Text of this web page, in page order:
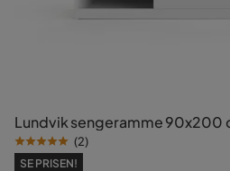
Lundvik sengeramme 90x200
(2)
SE PRISEN!